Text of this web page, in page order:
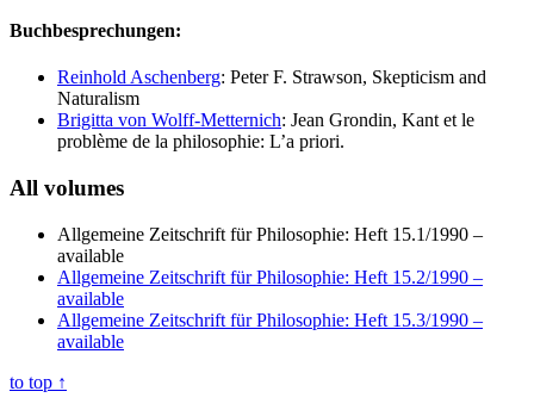
Buchbesprechungen:
Reinhold Aschenberg: Peter F. Strawson, Skepticism and
Naturalism
Brigitta von Wolff-Metternich: Jean Grondin, Kant et le
problème de la philosophie: L’a priori.
All volumes
Allgemeine Zeitschrift für Philosophie: Heft 15.1/1990 –
available
Allgemeine Zeitschrift für Philosophie: Heft 15.2/1990 –
available
Allgemeine Zeitschrift für Philosophie: Heft 15.3/1990 –
available
to top ↑